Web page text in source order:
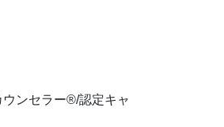
ンセラー®/認定キャ